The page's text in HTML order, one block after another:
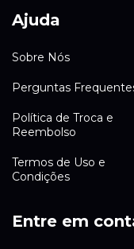
Ajuda
Sobre Nós
Perguntas
Política de Troca e
Reembolso
Termos de Uso e
Condições
Entre em